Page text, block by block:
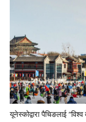
यूनेस्कोद्वारा पैचिङलाई